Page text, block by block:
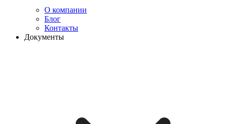
О компании
Блог
Контакты
Документы